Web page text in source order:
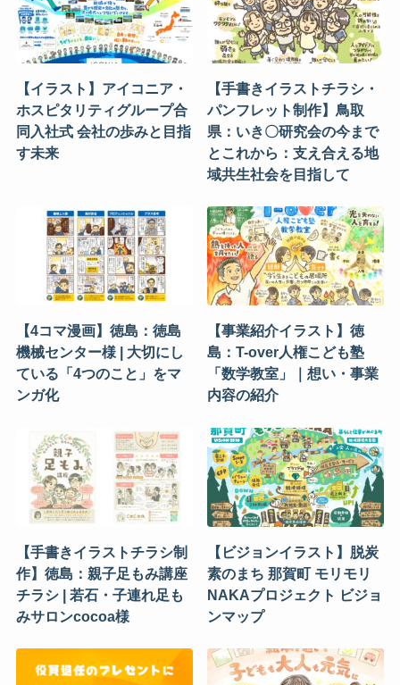
【イラスト】アイコニア・
ホスピタリティグループ合
同入社式 会社の歩みと目指
す未来
【手書きイラストチラシ・
パンフレット制作】鳥取
県：いき〇研究会の今まで
とこれから：支え合える地
域共生社会を目指して
【4コマ漫画】徳島：徳島
機械センター様 | 大切にし
ている「4つのこと」をマ
ンガ化
【事業紹介イラスト】徳
島：T-over人権こども塾
「数学教室」｜想い・事業
内容の紹介
【手書きイラストチラシ制
作】徳島：親子足もみ講座
チラシ | 若石・子連れ足も
みサロンcocoa様
【ビジョンイラスト】脱炭
素のまち 那賀町 モリモリ
NAKAプロジェクト ビジョ
ンマップ